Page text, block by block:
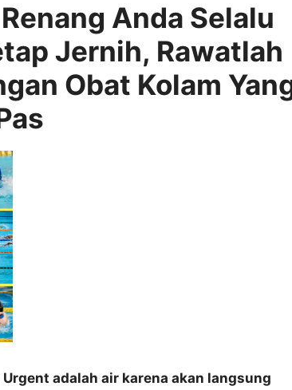
Anda Selalu
Jernih, Rawatlah
Obat Kolam
adalah air karena akan langsung